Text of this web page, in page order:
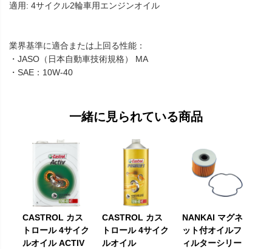
適用: 4サイクル2輪車用エンジンオイル
業界基準に適合または上回る性能：
・JASO（日本自動車技術規格） MA
・SAE：10W-40
一緒に見られている商品
CASTROL カス
トロール 4サイク
ルオイル ACTIV
CASTROL カス
トロール 4サイク
ルオイル
NANKAI マグネ
ット付オイルフ
ィルターシリー